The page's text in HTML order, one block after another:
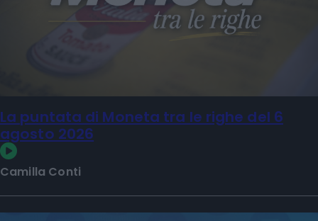
La puntata di Moneta tra le righe del 6
agosto 2026
Camilla Conti